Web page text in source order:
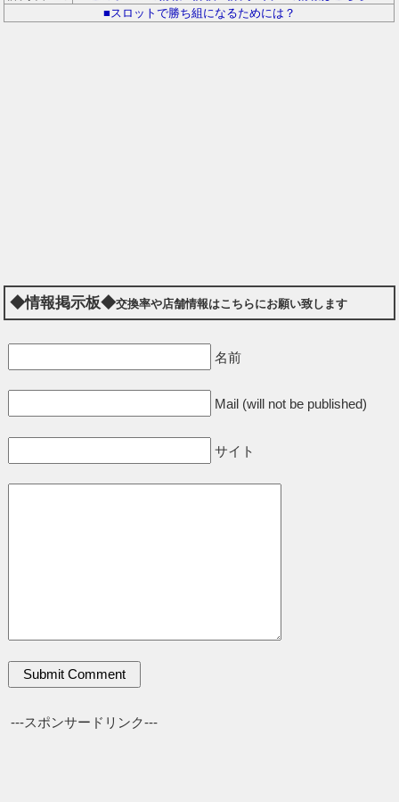
■スロットで勝ち組になるためには？
◆情報掲示板◆交換率や店舗情報はこちらにお願い致します
名前
Mail (will not be published)
サイト
---スポンサードリンク---